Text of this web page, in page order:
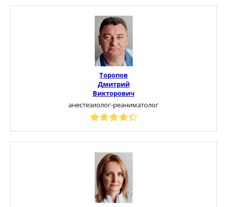
Торопов
Дмитрий
Викторович
анестезиолог-реаниматолог